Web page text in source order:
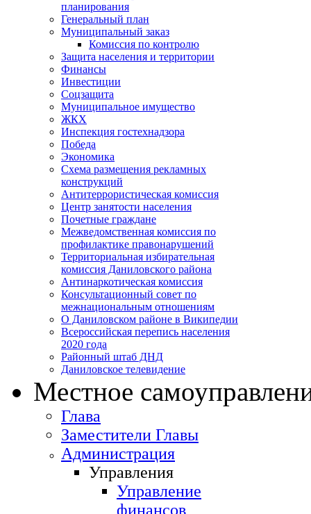
планирования
Генеральный план
Муниципальный заказ
Комиссия по контролю
Защита населения и территории
Финансы
Инвестиции
Соцзащита
Муниципальное имущество
ЖКХ
Инспекция гостехнадзора
Победа
Экономика
Схема размещения рекламных
конструкций
Антитеррористическая комиссия
Центр занятости населения
Почетные граждане
Межведомственная комиссия по
профилактике правонарушений
Территориальная избирательная
комиссия Даниловского района
Антинаркотическая комиссия
Консультационный совет по
межнациональным отношениям
О Даниловском районе в Википедии
Всероссийская перепись населения
2020 года
Районный штаб ДНД
Даниловское телевидение
Местное
Глава
Заместители Главы
Администрация
Управления
Управление
финансов